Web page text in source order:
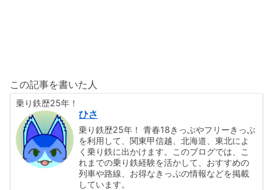
この記事を書いた人
乗り鉄歴25年！
ひさ
乗り鉄歴25年！ 青春18きっぷやフリーきっぷ
を利用して、関東甲信越、北海道、東北によ
く乗り鉄に出かけます。このブログでは、こ
れまでの乗り鉄経験を活かして、おすすめの
列車や路線、お得なきっぷの情報などを掲載
しています。